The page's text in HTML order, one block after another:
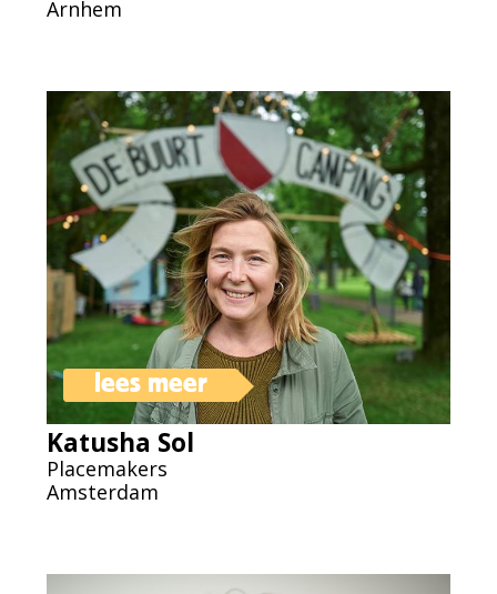
Arnhem
lees meer
Katusha Sol
Placemakers
Amsterdam